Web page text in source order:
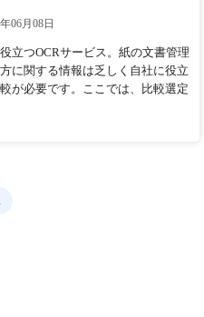
06月08日
立つOCRサービス。紙の文書管理
に関する情報は乏しく自社に役立
が必要です。ここでは、比較選定